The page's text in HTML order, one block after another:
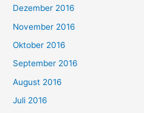
Dezember 2016
November 2016
Oktober 2016
September 2016
August 2016
Juli 2016